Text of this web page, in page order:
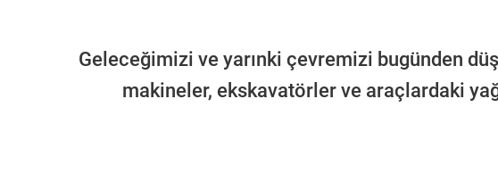
Geleceğimizi ve yarınki çevremizi bugünden
makineler, ekskavatörler ve araçlardaki